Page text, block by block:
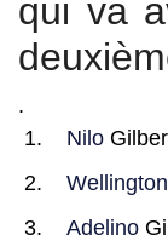
qui va
.
Nilo
Wellington
Adelino